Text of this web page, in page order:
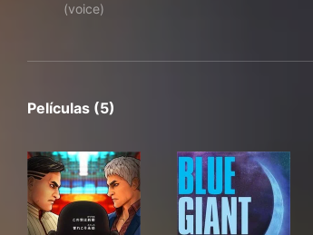
(voice)
Películas (5)